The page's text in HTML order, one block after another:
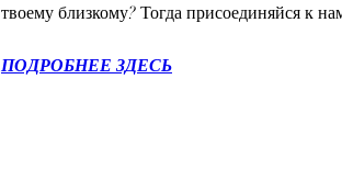
твоему близкому? Тогда присоединяйся к
ПОДРОБНЕЕ ЗДЕСЬ